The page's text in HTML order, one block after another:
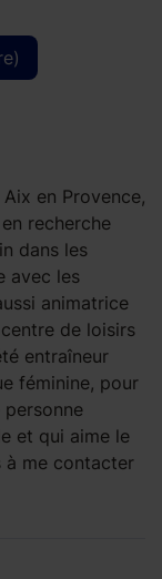
en Provence,
recherche
dans les
avec les
animatrice
de loisirs
entraîneur
féminine, pour
personne
et qui aime le
à me contacter